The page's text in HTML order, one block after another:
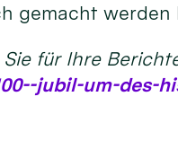
gemacht werden
für Ihre
jubil-um-